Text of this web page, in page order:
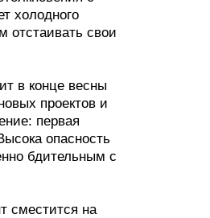
холодного
свои
в конце весны
проектов и
первая
опасность
бдительным с
сместится на